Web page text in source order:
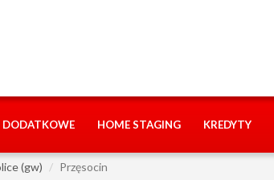
DODATKOWE HOME STAGING KREDYTY
(gw) Przęsocin